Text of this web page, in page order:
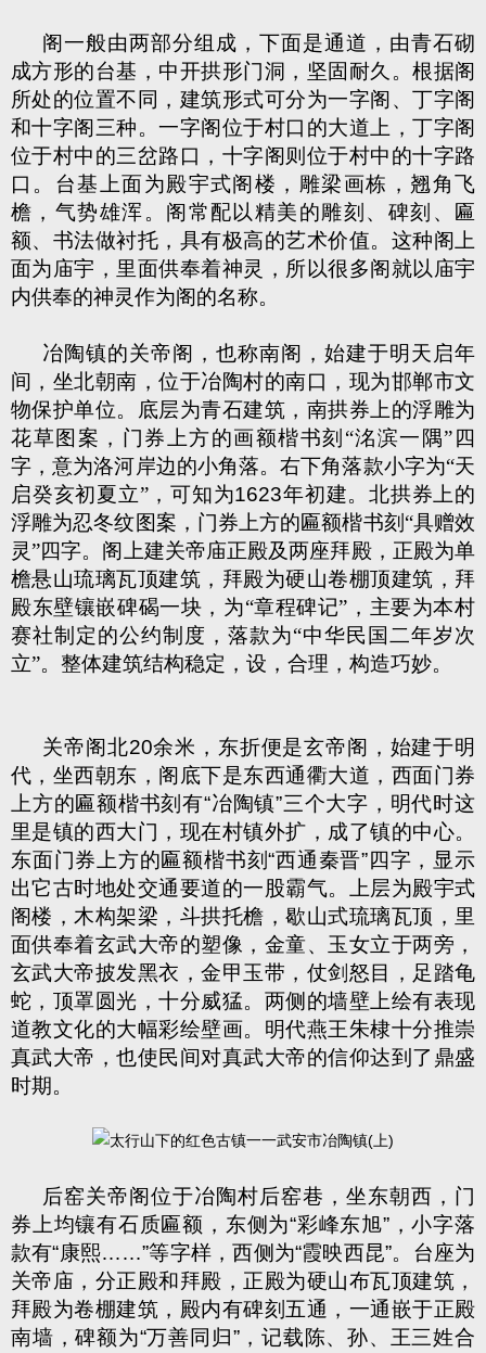
阁一般由两部分组成，下面是通道，由青石砌
成方形的台基，中开拱形门洞，坚固耐久。根据阁
所处的位置不同，建筑形式可分为一字阁、丁字阁
和十字阁三种。一字阁位于村口的大道上，丁字阁
位于村中的三岔路口，十字阁则位于村中的十字路
口。台基上面为殿宇式阁楼，雕梁画栋，翘角飞
檐，气势雄浑。阁常配以精美的雕刻、碑刻、匾
额、书法做衬托，具有极高的艺术价值。这种阁上
面为庙宇，里面供奉着神灵，所以很多阁就以庙宇
内供奉的神灵作为阁的名称。
冶陶镇的关帝阁，也称南阁，始建于明天启年
间，坐北朝南，位于冶陶村的南口，现为邯郸市文
物保护单位。底层为青石建筑，南拱券上的浮雕为
花草图案，门券上方的画额楷书刻“洺滨一隅”四
字，意为洛河岸边的小角落。右下角落款小字为“天
启癸亥初夏立”，可知为1623年初建。北拱券上的
浮雕为忍冬纹图案，门券上方的匾额楷书刻“具赠效
灵”四字。阁上建关帝庙正殿及两座拜殿，正殿为单
檐悬山琉璃瓦顶建筑，拜殿为硬山卷棚顶建筑，拜
殿东壁镶嵌碑碣一块，为“章程碑记”，主要为本村
赛社制定的公约制度，落款为“中华民国二年岁次
立”。整体建筑结构稳定，设，合理，构造巧妙。
关帝阁北20余米，东折便是玄帝阁，始建于明
代，坐西朝东，阁底下是东西通衢大道，西面门券
上方的匾额楷书刻有“冶陶镇”三个大字，明代时这
里是镇的西大门，现在村镇外扩，成了镇的中心。
东面门券上方的匾额楷书刻“西通秦晋”四字，显示
出它古时地处交通要道的一股霸气。上层为殿宇式
阁楼，木构架梁，斗拱托檐，歇山式琉璃瓦顶，里
面供奉着玄武大帝的塑像，金童、玉女立于两旁，
玄武大帝披发黑衣，金甲玉带，仗剑怒目，足踏龟
蛇，顶罩圆光，十分威猛。两侧的墙壁上绘有表现
道教文化的大幅彩绘壁画。明代燕王朱棣十分推崇
真武大帝，也使民间对真武大帝的信仰达到了鼎盛
时期。
后窑关帝阁位于冶陶村后窑巷，坐东朝西，门
券上均镶有石质匾额，东侧为“彩峰东旭”，小字落
款有“康熙……”等字样，西侧为“霞映西昆”。台座为
关帝庙，分正殿和拜殿，正殿为硬山布瓦顶建筑，
拜殿为卷棚建筑，殿内有碑刻五通，一通嵌于正殿
南墙，碑额为“万善同归”，记载陈、孙、王三姓合